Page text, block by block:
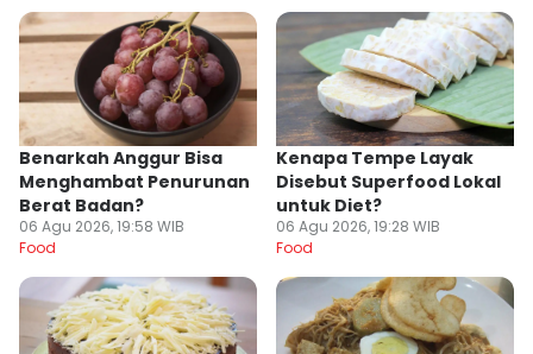
Benarkah Anggur Bisa
Menghambat Penurunan
Berat Badan?
06 Agu 2026, 19:58 WIB
Food
Kenapa Tempe Layak
Disebut Superfood Lokal
untuk Diet?
06 Agu 2026, 19:28 WIB
Food